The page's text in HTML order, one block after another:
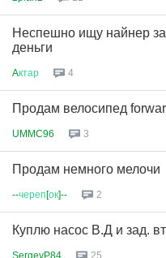
Неспешно ищу найнер
деньги
Aктар 4
Продам велосипед
UMMC96 3
Продам немного мелочи
--череп[ок]-- 2
Куплю насос В.Д и зад.
SergeyP84 25